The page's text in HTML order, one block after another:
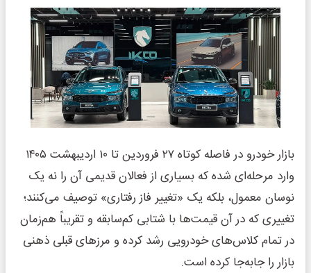
بازار خودرو در فاصله کوتاه ۲۷ فروردین تا ۱۰ اردیبهشت ۱۴۰۵
وارد مرحله‌ای شده که بسیاری از فعالان قدیمی آن را نه یک
نوسان معمول، بلکه یک «تغییر فاز رفتاری» توصیف می‌کنند؛
تغییری که در آن قیمت‌ها با شتابی کم‌سابقه و تقریباً هم‌زمان
در تمام کلاس‌های خودرویی رشد کرده و مرزهای قبلی ذهنی
بازار را جابه‌جا کرده است.